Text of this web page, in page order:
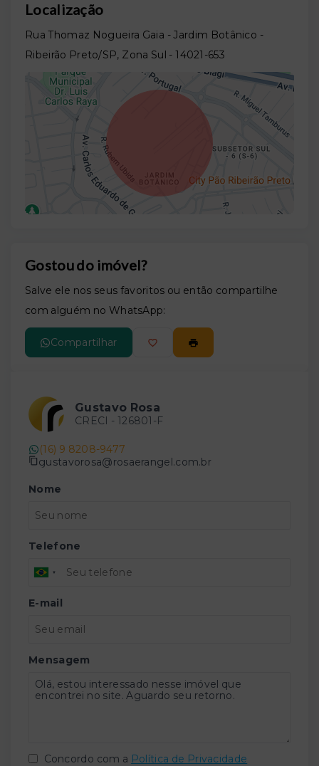
Localização
Rua Thomaz Nogueira Gaia - Jardim Botânico -
Ribeirão Preto/SP, Zona Sul - 14021-653
Gostou do imóvel?
Salve ele nos seus favoritos ou então compartilhe
com alguém no WhatsApp:
Compartilhar
Gustavo Rosa
CRECI - 126801-F
(16) 9 8208-9477
gustavorosa@rosaerangel.com.br
Nome
Telefone
E-mail
Mensagem
Concordo com a Política de Privacidade